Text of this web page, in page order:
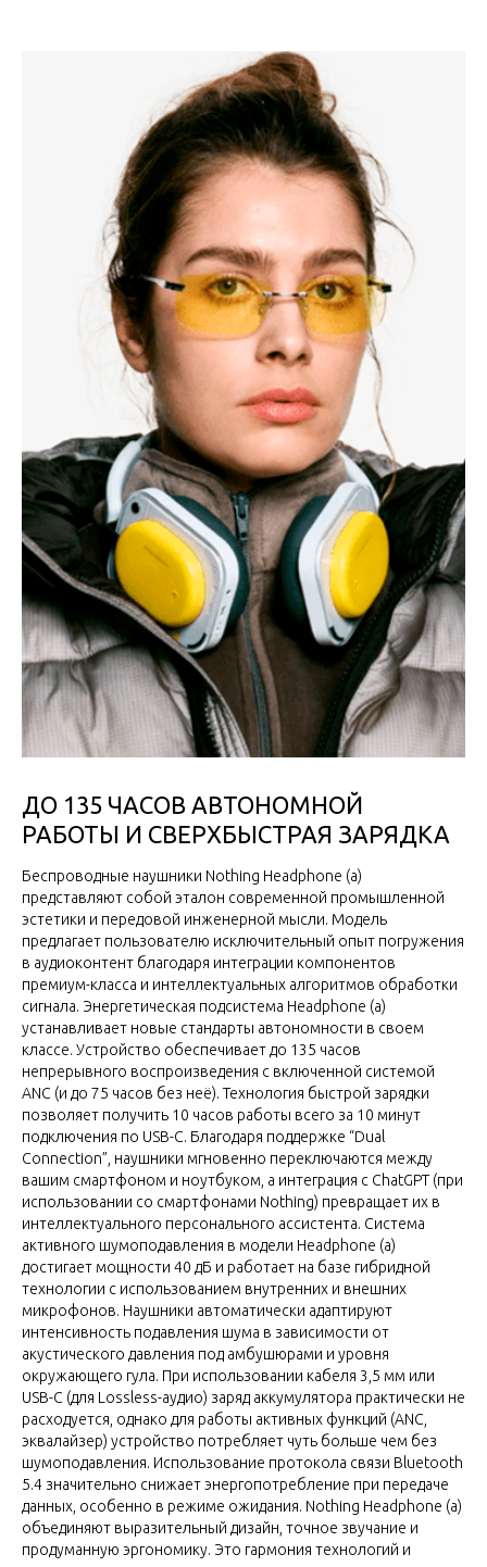
ДО 135 ЧАСОВ АВТОНОМНОЙ
РАБОТЫ И СВЕРХБЫСТРАЯ ЗАРЯДКА
Беспроводные наушники Nothing Headphone (a)
представляют собой эталон современной промышленной
эстетики и передовой инженерной мысли. Модель
предлагает пользователю исключительный опыт погружения
в аудиоконтент благодаря интеграции компонентов
премиум-класса и интеллектуальных алгоритмов обработки
сигнала. Энергетическая подсистема Headphone (a)
устанавливает новые стандарты автономности в своем
классе. Устройство обеспечивает до 135 часов
непрерывного воспроизведения с включенной системой
ANC (и до 75 часов без неё). Технология быстрой зарядки
позволяет получить 10 часов работы всего за 10 минут
подключения по USB-C. Благодаря поддержке “Dual
Connection”, наушники мгновенно переключаются между
вашим смартфоном и ноутбуком, а интеграция с ChatGPT (при
использовании со смартфонами Nothing) превращает их в
интеллектуального персонального ассистента. Система
активного шумоподавления в модели Headphone (a)
достигает мощности 40 дБ и работает на базе гибридной
технологии с использованием внутренних и внешних
микрофонов. Наушники автоматически адаптируют
интенсивность подавления шума в зависимости от
акустического давления под амбушюрами и уровня
окружающего гула. При использовании кабеля 3,5 мм или
USB-C (для Lossless-аудио) заряд аккумулятора практически не
расходуется, однако для работы активных функций (ANC,
эквалайзер) устройство потребляет чуть больше чем без
шумоподавления. Использование протокола связи Bluetooth
5.4 значительно снижает энергопотребление при передаче
данных, особенно в режиме ожидания. Nothing Headphone (a)
объединяют выразительный дизайн, точное звучание и
продуманную эргономику. Это гармония технологий и